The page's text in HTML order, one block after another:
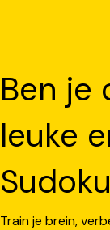
Ben je
leuke
Train je brein,